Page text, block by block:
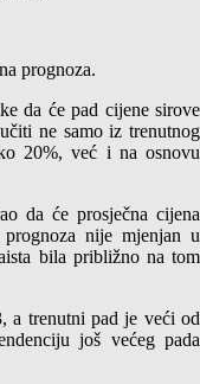
prognoza.
da će pad cijene sirove
ne samo iz trenutnog
20%, već i na osnovu
da će prosječna cijena
nije mjenjan u
bila približno na tom
a trenutni pad je veći od
još većeg pada